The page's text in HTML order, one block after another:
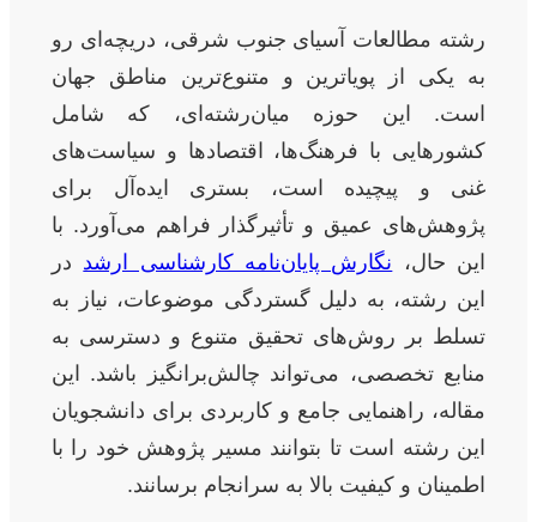
رشته مطالعات آسیای جنوب شرقی، دریچه‌ای رو
به یکی از پویاترین و متنوع‌ترین مناطق جهان
است. این حوزه میان‌رشته‌ای، که شامل
کشورهایی با فرهنگ‌ها، اقتصادها و سیاست‌های
غنی و پیچیده است، بستری ایده‌آل برای
پژوهش‌های عمیق و تأثیرگذار فراهم می‌آورد. با
این حال، نگارش پایان‌نامه کارشناسی ارشد در
این رشته، به دلیل گستردگی موضوعات، نیاز به
تسلط بر روش‌های تحقیق متنوع و دسترسی به
منابع تخصصی، می‌تواند چالش‌برانگیز باشد. این
مقاله، راهنمایی جامع و کاربردی برای دانشجویان
این رشته است تا بتوانند مسیر پژوهش خود را با
اطمینان و کیفیت بالا به سرانجام برسانند.